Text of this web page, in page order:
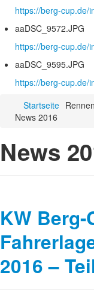
https://berg-cup.de/
aaDSC_9572.JPG
https://berg-cup.de/
aaDSC_9595.JPG
https://berg-cup.de/
Startseite Rennen
News 2016
News
KW Berg-
2016 –